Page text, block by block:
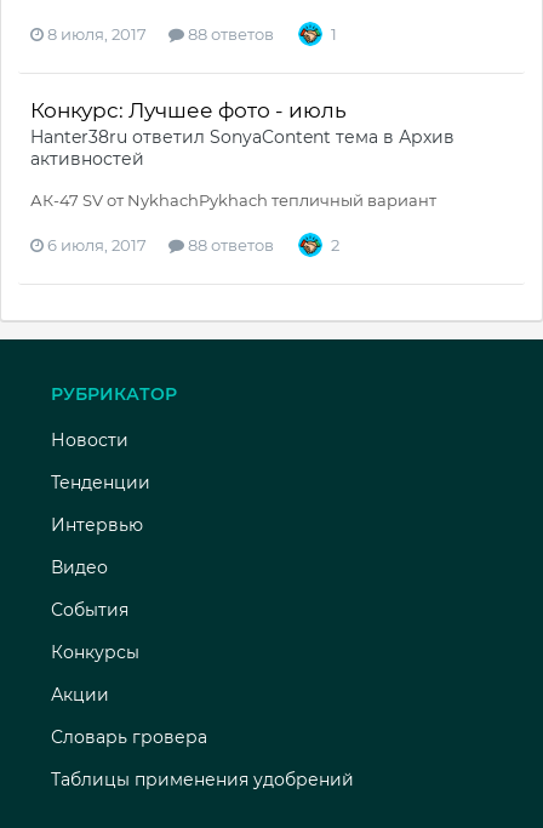
8 июля, 2017 88 ответов 1
Конкурс: Лучшее фото - июль
Hanter38ru ответил SonyaContent тема в Архив
активностей
АК-47 SV от NykhachPykhach тепличный вариант
6 июля, 2017 88 ответов 2
РУБРИКАТОР
Новости
Тенденции
Интервью
Видео
События
Конкурсы
Акции
Словарь гровера
Таблицы применения удобрений